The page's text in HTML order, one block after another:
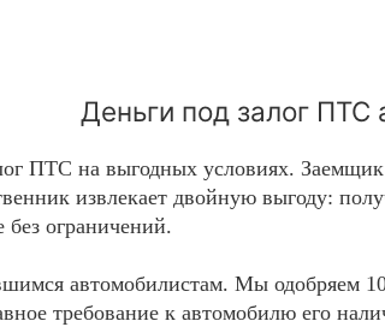
Деньги под залог ПТС
ПТС на выгодных условиях.
извлекает двойную выгоду:
без ограничений.
автомобилистам. Мы одобряем
требование к автомобилю его